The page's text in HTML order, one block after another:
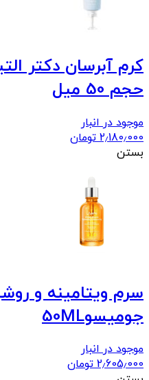
حجم 50 میل
موجود در انبار
2٫180٫000 تومان
بستن
سرم ویتامینه و
جومیسو50ML
موجود در انبار
2٫605٫000 تومان